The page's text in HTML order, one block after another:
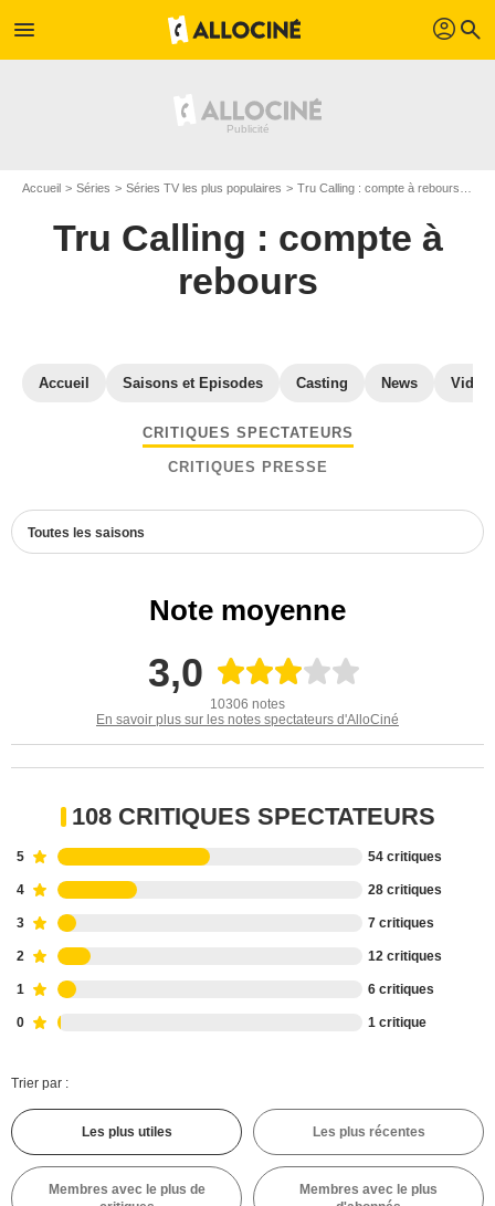
menu profil search
Accueil Séries Séries TV les plus populaires Tru Calling : compte à rebours
Tru Calling : compte à
rebours
Accueil Saisons et Episodes Casting News
CRITIQUES SPECTATEURS
CRITIQUES PRESSE
Toutes les saisons
Note moyenne
3,0
10306 notes
En savoir plus sur les notes spectateurs d'AlloCiné
108 CRITIQUES SPECTATEURS
5 54 critiques
4 28 critiques
3 7 critiques
2 12 critiques
1 6 critiques
0 1 critique
Trier par :
Les plus utiles Les plus récentes
Membres avec le plus de
Membres avec le plus